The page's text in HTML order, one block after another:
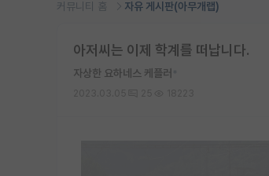
커뮤니티 홈 자유 게시판(아무개랩)
아저씨는 이제 학계를 떠납니다.
자상한 요하네스 케플러